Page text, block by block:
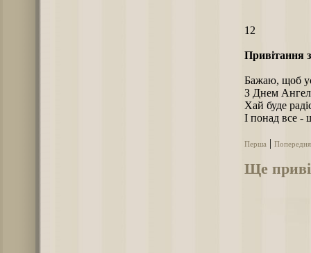
12
Привітання
Бажаю, щоб
З Днем
Хай буде
І понад все -
Перша Попередня
Ще